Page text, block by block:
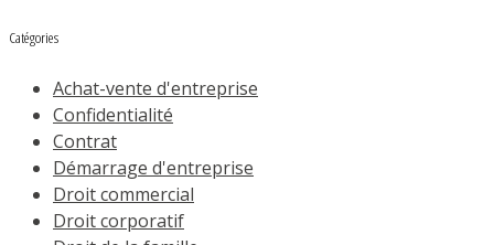
Catégories
Achat-vente d'entreprise
Confidentialité
Contrat
Démarrage d'entreprise
Droit commercial
Droit corporatif